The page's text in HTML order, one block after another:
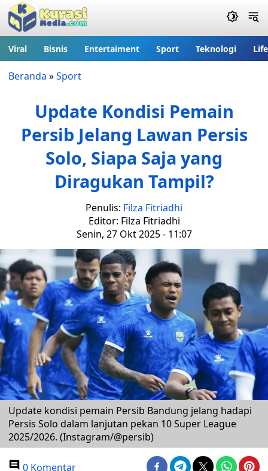
Viral Bisnis Entertaiment Sport Teknologi
Beranda »Sport
Update Kondisi Pemain
Persib Jelang Lawan Persis
Solo, Siapa Saja yang
Diragukan Tampil?
Penulis: Filza Fitriadhi
Editor: Filza Fitriadhi
Senin, 27 Okt 2025 - 11:07
Update kondisi pemain Persib Bandung jelang hadapi
Persis Solo dalam lanjutan pekan 10 Super League
2025/2026. (Instagram/@persib)
0 Komentar